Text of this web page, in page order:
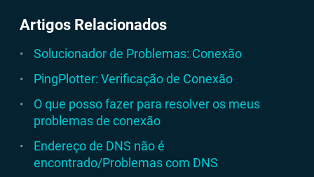
Artigos Relacionados
Solucionador de Problemas: Conexão
PingPlotter: Verificação de Conexão
O que posso fazer para resolver os meus
problemas de conexão
Endereço de DNS não é
encontrado/Problemas com DNS